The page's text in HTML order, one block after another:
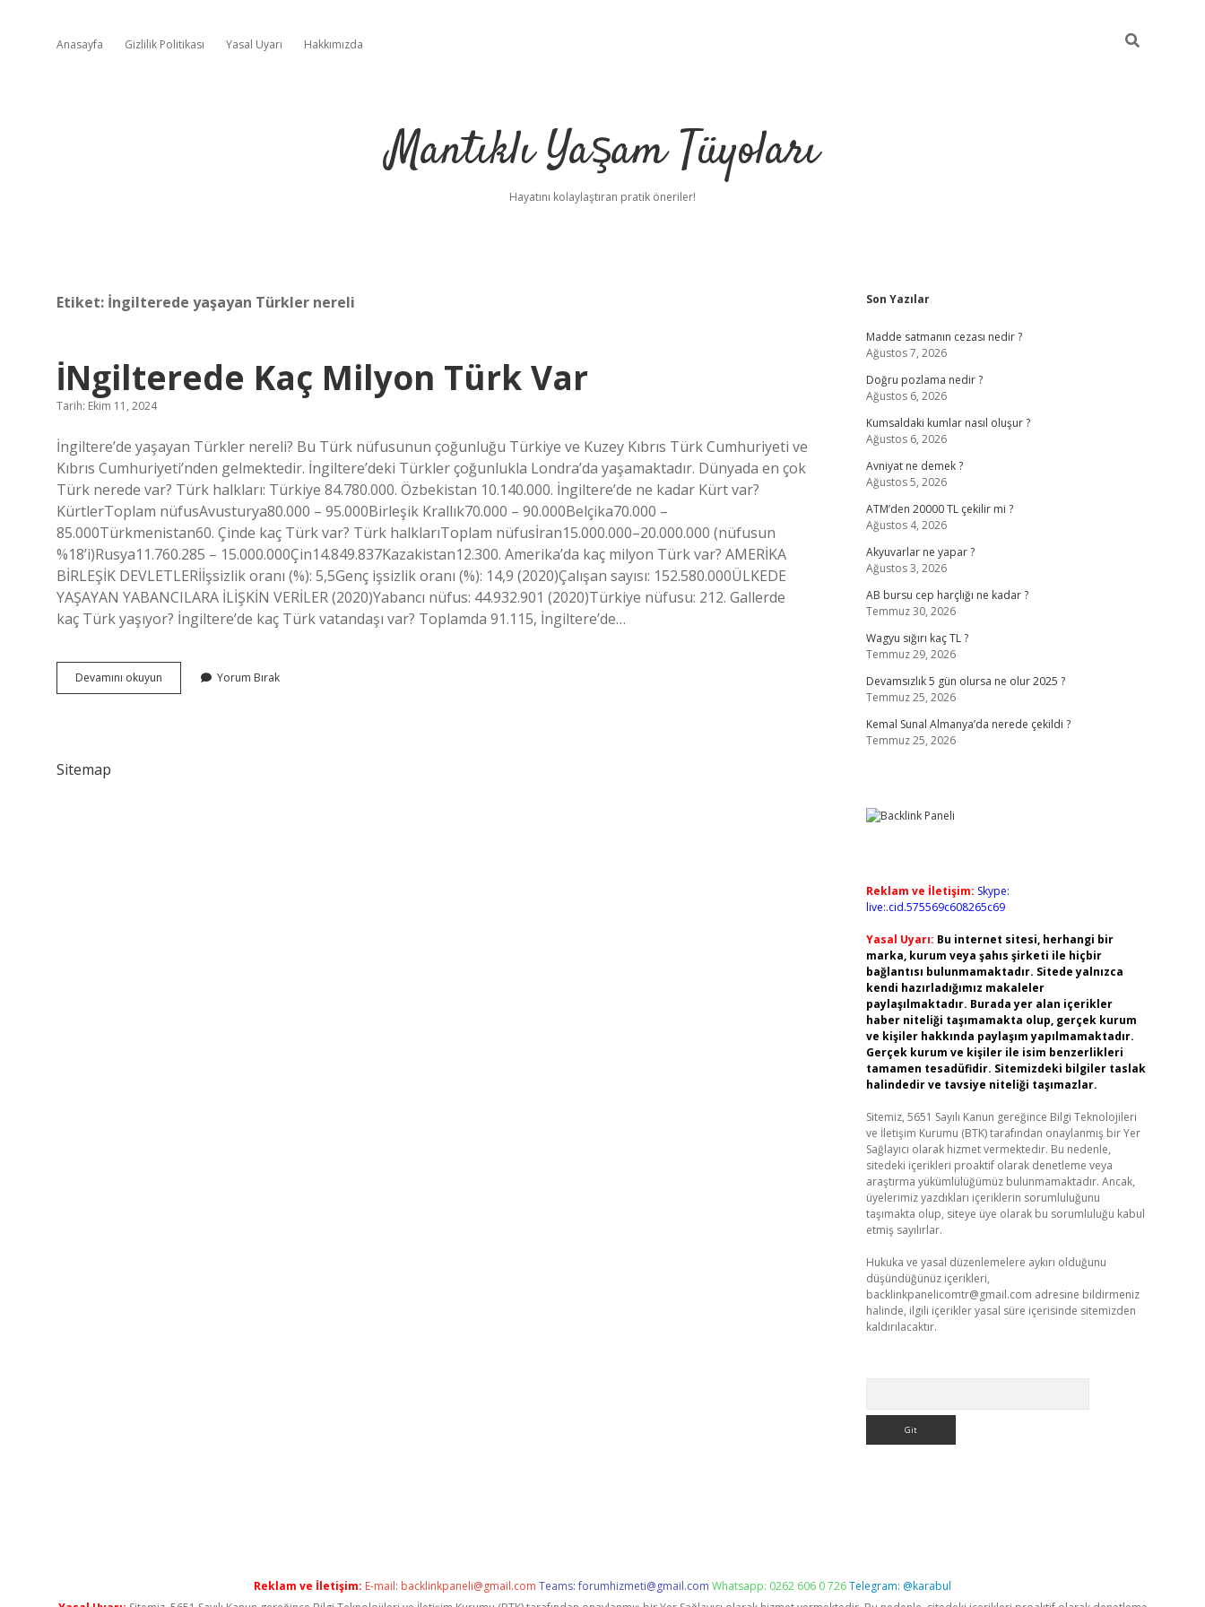
Anasayfa Gizlilik Politikası Yasal Uyarı Hakkımızda
Mantıklı Yaşam Tüyoları
Hayatını kolaylaştıran pratik öneriler!
Etiket: İngilterede yaşayan Türkler nereli
İNgilterede Kaç Milyon Türk Var
Tarih: Ekim 11, 2024
İngiltere’de yaşayan Türkler nereli? Bu Türk nüfusunun çoğunluğu Türkiye ve Kuzey Kıbrıs Türk Cumhuriyeti ve
Kıbrıs Cumhuriyeti’nden gelmektedir. İngiltere’deki Türkler çoğunlukla Londra’da yaşamaktadır. Dünyada en çok
Türk nerede var? Türk halkları: Türkiye 84.780.000. Özbekistan 10.140.000. İngiltere’de ne kadar Kürt var?
KürtlerToplam nüfusAvusturya80.000 – 95.000Birleşik Krallık70.000 – 90.000Belçika70.000 –
85.000Türkmenistan60. Çinde kaç Türk var? Türk halklarıToplam nüfusİran15.000.000–20.000.000 (nüfusun
%18’i)Rusya11.760.285 – 15.000.000Çin14.849.837Kazakistan12.300. Amerika’da kaç milyon Türk var? AMERİKA
BİRLEŞİK DEVLETLERİİşsizlik oranı (%): 5,5Genç işsizlik oranı (%): 14,9 (2020)Çalışan sayısı: 152.580.000ÜLKEDE
YAŞAYAN YABANCILARA İLİŞKİN VERİLER (2020)Yabancı nüfus: 44.932.901 (2020)Türkiye nüfusu: 212. Gallerde
kaç Türk yaşıyor? İngiltere’de kaç Türk vatandaşı var? Toplamda 91.115, İngiltere’de…
Devamını okuyun İNgilterede
Kaç
Yorum Bırak
Sitemap
Sidebar
Son Yazılar
Madde satmanın cezası nedir ?
Ağustos 7, 2026
Doğru pozlama nedir ?
Ağustos 6, 2026
Kumsaldaki kumlar nasıl oluşur ?
Ağustos 6, 2026
Avniyat ne demek ?
Ağustos 5, 2026
ATM’den 20000 TL çekilir mi ?
Ağustos 4, 2026
Akyuvarlar ne yapar ?
Ağustos 3, 2026
AB bursu cep harçlığı ne kadar ?
Temmuz 30, 2026
Wagyu sığırı kaç TL ?
Temmuz 29, 2026
Devamsızlık 5 gün olursa ne olur 2025 ?
Temmuz 25, 2026
Kemal Sunal Almanya’da nerede çekildi ?
Temmuz 25, 2026
Reklam ve İletişim: Skype:
live:.cid.575569c608265c69
Yasal Uyarı: Bu internet sitesi, herhangi bir
marka, kurum veya şahıs şirketi ile hiçbir
bağlantısı bulunmamaktadır. Sitede yalnızca
kendi hazırladığımız makaleler
paylaşılmaktadır. Burada yer alan içerikler
haber niteliği taşımamakta olup, gerçek kurum
ve kişiler hakkında paylaşım yapılmamaktadır.
Gerçek kurum ve kişiler ile isim benzerlikleri
tamamen tesadüfidir. Sitemizdeki bilgiler taslak
halindedir ve tavsiye niteliği taşımazlar.
Sitemiz, 5651 Sayılı Kanun gereğince Bilgi Teknolojileri
ve İletişim Kurumu (BTK) tarafından onaylanmış bir Yer
Sağlayıcı olarak hizmet vermektedir. Bu nedenle,
sitedeki içerikleri proaktif olarak denetleme veya
araştırma yükümlülüğümüz bulunmamaktadır. Ancak,
üyelerimiz yazdıkları içeriklerin sorumluluğunu
taşımakta olup, siteye üye olarak bu sorumluluğu kabul
etmiş sayılırlar.
Hukuka ve yasal düzenlemelere aykırı olduğunu
düşündüğünüz içerikleri,
backlinkpanelicomtr@gmail.com adresine bildirmeniz
halinde, ilgili içerikler yasal süre içerisinde sitemizden
kaldırılacaktır.
Reklam ve İletişim: E-mail: backlinkpaneli@gmail.com Teams:forumhizmeti@gmail.com Whatsapp: 0262 606 0 726Telegram: @karabul